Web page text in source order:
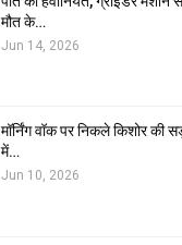
मौत के…
Jun 14, 2026
मॉर्निंग वॉक पर निकले किशोर की
में…
Jun 10, 2026